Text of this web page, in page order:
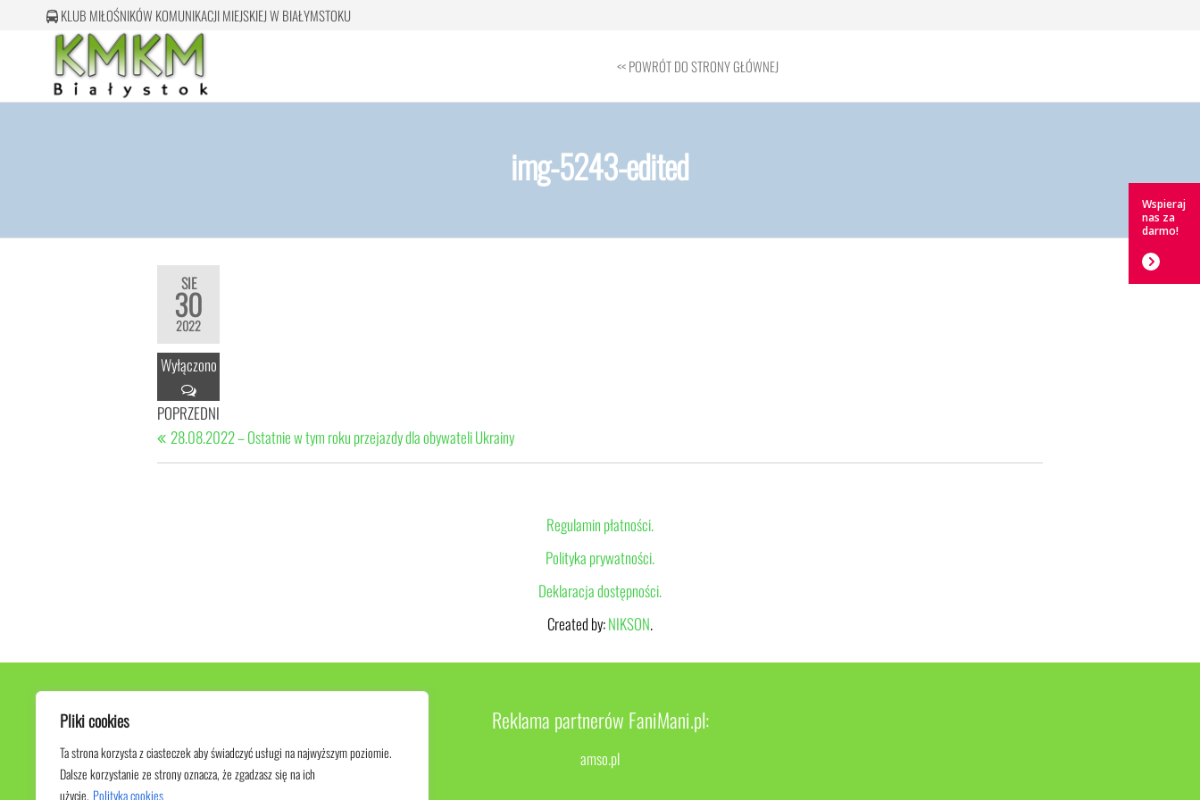
Pliki cookies
Ta strona korzysta z ciasteczek aby świadczyć usługi na najwyższym poziomie.
Dalsze korzystanie ze strony oznacza, że zgadzasz się na ich
użycie. Polityka cookies
KLUB MIŁOŚNIKÓW KOMUNIKACJI MIEJSKIEJ W BIAŁYMSTOKU
Miłośników
<< POWRÓT DO STRONY GŁÓWNEJ
img-5243-edited
SIE
30
2022
Wyłączono
Nawigacja
wpisu
Poprzedni
wpis
POPRZEDNI
28.08.2022 – Ostatnie w tym roku przejazdy dla obywateli Ukrainy
Regulamin płatności.
Polityka prywatności.
Deklaracja dostępności.
Created by:NIKSON.
Reklama partnerów FaniMani.pl:
amso.pl
Wspieraj
nas za
darmo!